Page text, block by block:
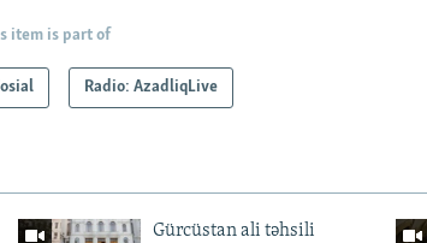
item is part of
Radio: AzadliqLive
Gürcüstan ali təhsili